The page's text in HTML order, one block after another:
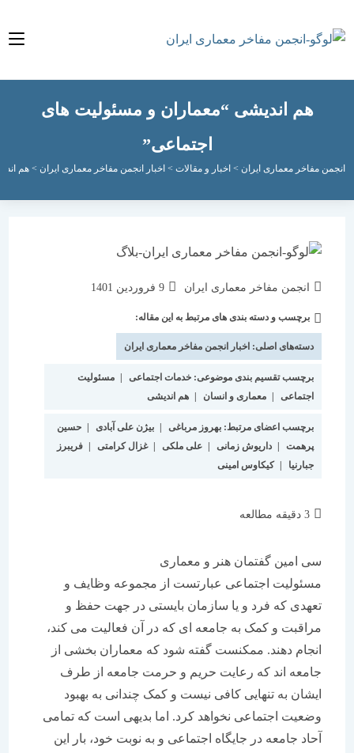
هم اندیشی “معماران و مسئولیت های
اجتماعی”
مفاخر معماری ایران > اخبار و مقالات>اخبار انجمن مفاخر معماری ایران > هم اندیشی
انجمن مفاخر معماری ایران
نوشته
شده
است:
9 فروردین 1401
برچسب و دسته بندی های مرتبط به این مقاله:
دسته‌های اصلی:اخبار انجمن مفاخر معماری ایران
برچسب تقسیم بندی موضوعی:خدمات اجتماعی | مسئولیت
| معماری و انسان هم اندیشی
برچسب اعضای مرتبط: بهروز مرباغی | بیژن علی آبادی | حسین
| داریوش زمانی | علی ملکی | غزال کرامتی |
فریبرز
| کیکاوس امینی
سی امین گفتمان هنر و معماری
مسئولیت اجتماعی عبارتست از مجموعه وظایف و
تعهدی که فرد و یا سازمان بایستی در جهت حفظ و
مراقبت و کمک به جامعه ای که در آن فعالیت می کند،
انجام دهند. ممکنست گفته شود که معماران بخشی از
جامعه اند که رعایت حریم و حرمت جامعه از طرف
ایشان به تنهایی کافی نیست و کمک چندانی به بهبود
وضعیت اجتماعی نخواهد کرد. اما بدیهی است که تمامی
آحاد جامعه در جایگاه اجتماعی و به نوبت خود، بار این